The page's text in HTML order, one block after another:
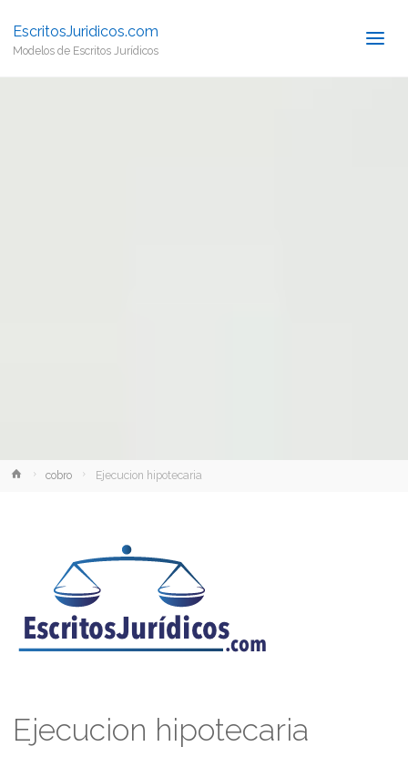
EscritosJuridicos.com
Modelos de Escritos Jurídicos
Iniciocobro Ejecucion hipotecaria
Ejecucion hipotecaria